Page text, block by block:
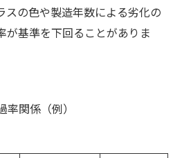
スの色や製造年数による劣化の
が基準を下回ることがありま
関係（例）